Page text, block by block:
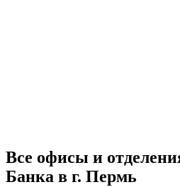
Все офисы и
Банка в г. Пермь